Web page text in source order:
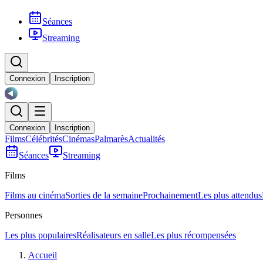
Séances
Streaming
Connexion Inscription
Connexion Inscription
FilmsCélébritésCinémasPalmarèsActualités
Séances
Streaming
Films
Films au cinémaSorties de la semaineProchainementLes plus attendus
Personnes
Les plus populairesRéalisateurs en salleLes plus récompensées
Accueil